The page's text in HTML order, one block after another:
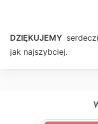
DZIĘKUJEMY
jak najszybciej.